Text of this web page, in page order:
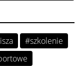
#szkolenie